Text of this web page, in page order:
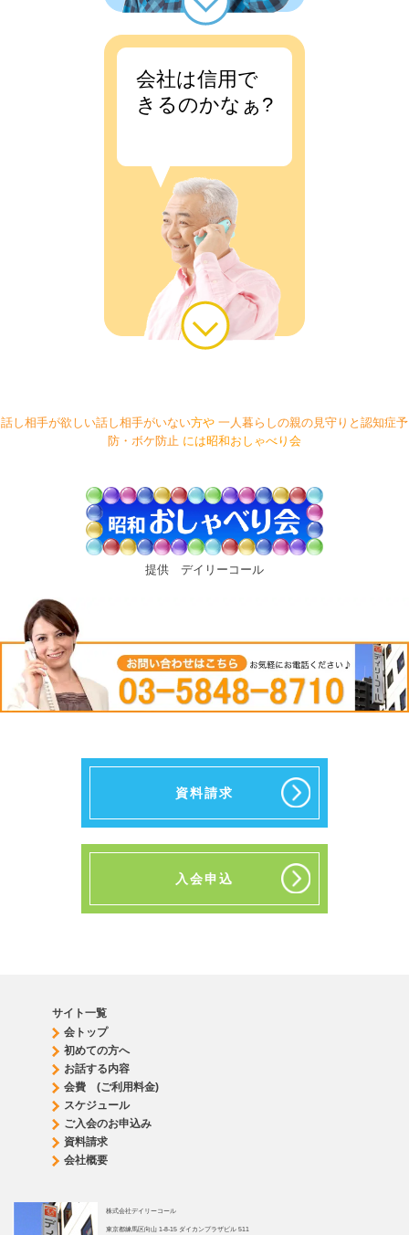
会社は信用で
きるのかなぁ?
話し相手が欲しい話し相手がいない方や 一人暮らしの親の見守りと認知症予
防・ボケ防止 には昭和おしゃべり会
提供 デイリーコール
資料請求
入会申込
サイト一覧
会トップ
初めての方へ
お話する内容
会費 (ご利用料金)
スケジュール
ご入会のお申込み
資料請求
会社概要
株式会社デイリーコール
東京都練馬区向山 1-8-15 ダイカンプラザビル 511